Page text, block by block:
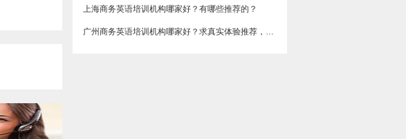
上海商务英语培训机构哪家好？有哪些推荐的？
广州商务英语培训机构哪家好？求真实体验推荐，侧重职场口语和邮件写作。